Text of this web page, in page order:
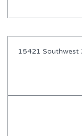
出售
15421 Southwest